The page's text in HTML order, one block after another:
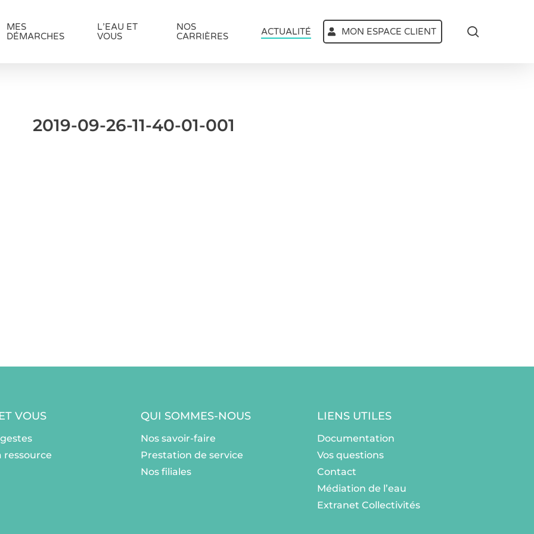
MES
DÉMARCHES
L’EAU ET
VOUS
NOS
CARRIÈRES
ACTUALITÉ MON ESPACE CLIENT
2019-09-26-11-40-01-001
VOUS
ressource
QUI SOMMES-NOUS
Nos savoir-faire
Prestation de service
Nos filiales
LIENS UTILES
Documentation
Vos questions
Contact
Médiation de l’eau
Extranet Collectivités